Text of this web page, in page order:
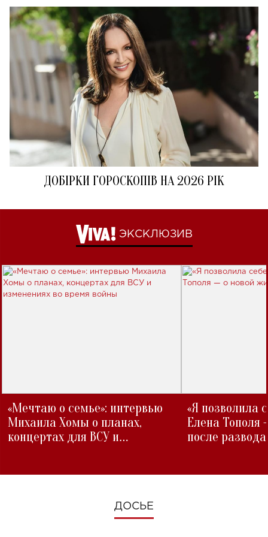
ДОБІРКИ ГОРОСКОПІВ НА 2026 РІК
ЭКСКЛЮЗИВ
«Мечтаю о семье»: интервью
Михаила Хомы о планах,
концертах для ВСУ и
«Я позволила
Елена Тополя
после развода
ДОСЬЕ